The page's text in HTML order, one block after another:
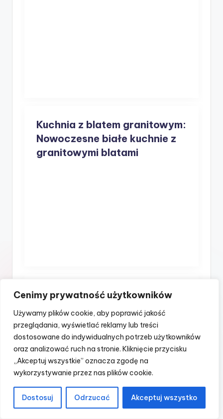
Cenimy prywatność użytkowników
Używamy plików cookie, aby poprawić jakość
przeglądania, wyświetlać reklamy lub treści
dostosowane do indywidualnych potrzeb użytkowników
oraz analizować ruch na stronie. Kliknięcie przycisku
„Akceptuj wszystkie” oznacza zgodę na
wykorzystywanie przez nas plików cookie.
Dostosuj Odrzucać Akceptuj wszystko
Kuchnia z blatem granitowym:
Nowoczesne białe kuchnie z
granitowymi blatami
Jak urządzić małe mieszkanie
40 m: 5 pomysłów na
aranżację 40-metrowego
mieszkania